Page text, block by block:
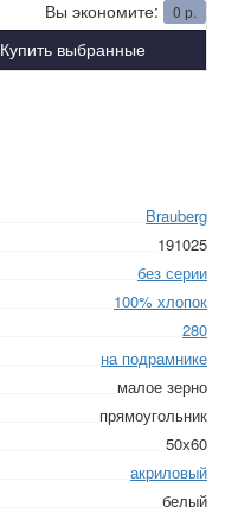
Вы экономите: 0 р.
Купить выбранные
Brauberg
191025
без серии
100% хлопок
280
на подрамнике
малое зерно
прямоугольник
50х60
акриловый
белый